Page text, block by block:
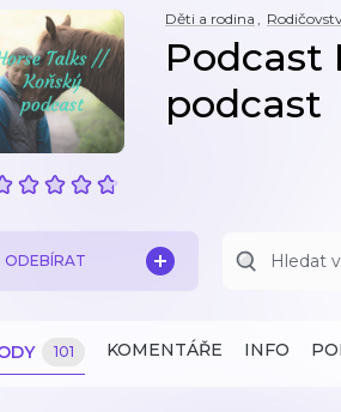
Děti a rodina ,
Podcast
podcast
ODEBÍRAT
101 KOMENTÁŘE INFO